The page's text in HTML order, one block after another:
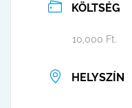
KÖLTSÉG
10,000 Ft.
HELYSZÍN